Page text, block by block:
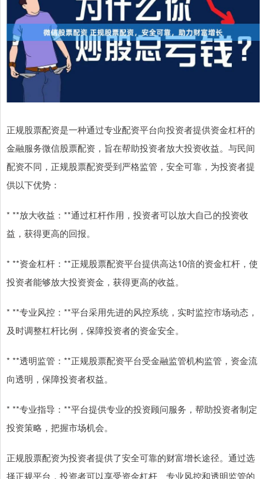
正规股票配资是一种通过专业配资平台向投资者提供资金杠杆的
金融服务微信股票配资，旨在帮助投资者放大投资收益。与民间
配资不同，正规股票配资受到严格监管，安全可靠，为投资者提
供以下优势：
* **放大收益：**通过杠杆作用，投资者可以放大自己的投资收
益，获得更高的回报。
* **资金杠杆：**正规股票配资平台提供高达10倍的资金杠杆，使
投资者能够放大投资资金，获得更高的收益。
* **专业风控：**平台采用先进的风控系统，实时监控市场动态，
及时调整杠杆比例，保障投资者的资金安全。
* **透明监管：**正规股票配资平台受金融监管机构监管，资金流
向透明，保障投资者权益。
* **专业指导：**平台提供专业的投资顾问服务，帮助投资者制定
投资策略，把握市场机会。
正规股票配资为投资者提供了安全可靠的财富增长途径。通过选
择正规平台，投资者可以享受资金杠杆、专业风控和透明监管的